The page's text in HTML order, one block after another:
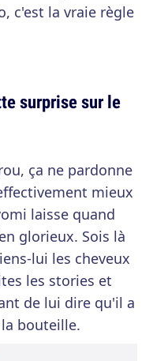
c'est la vraie règle
surprise sur le
ça ne pardonne
mieux
laisse quand
glorieux. Sois là
lui les cheveux
les stories et
de lui dire qu'il a
bouteille.